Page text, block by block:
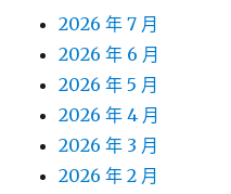
2026 年 7 月
2026 年 6 月
2026 年 5 月
2026 年 4 月
2026 年 3 月
2026 年 2 月